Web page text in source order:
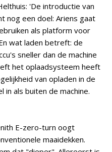
'De introductie van
nog een doel: Ariens gaat
als platform voor
wat laden betreft: de
sneller dan de machine
het oplaadsysteem heeft
van opladen in de
in als buiten de machine.
E-zero-turn oogt
maaidekken.